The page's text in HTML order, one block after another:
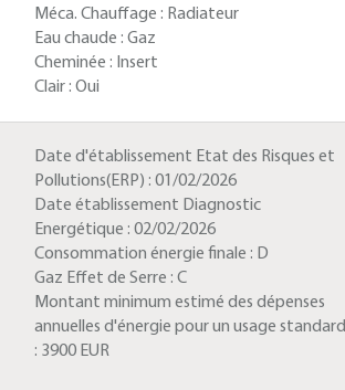
Méca. Chauffage : Radiateur
Eau chaude : Gaz
Cheminée : Insert
Clair : Oui
Date d'établissement Etat des Risques et
Pollutions(ERP) : 01/02/2026
Date établissement Diagnostic
Energétique : 02/02/2026
Consommation énergie finale : D
Gaz Effet de Serre : C
Montant minimum estimé des dépenses
annuelles d'énergie pour un usage standard
: 3900 EUR